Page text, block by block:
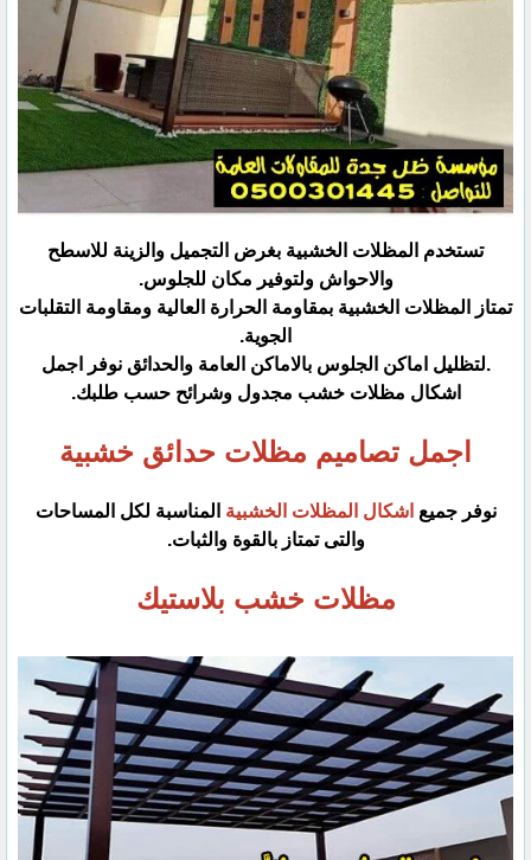
تستخدم المظلات الخشبية بغرض التجميل والزينة للاسطح
والاحواش ولتوفير مكان للجلوس.
تمتاز المظلات الخشبية بمقاومة الحرارة العالية ومقاومة التقلبات
الجوية.
.لتظليل اماكن الجلوس بالاماكن العامة والحدائق نوفر اجمل
اشكال مظلات خشب مجدول وشرائح حسب طلبك.
اجمل تصاميم مظلات حدائق خشبية
نوفر جميع اشكال المظلات الخشبية المناسبة لكل المساحات
والتى تمتاز بالقوة والثبات.
مظلات خشب بلاستيك